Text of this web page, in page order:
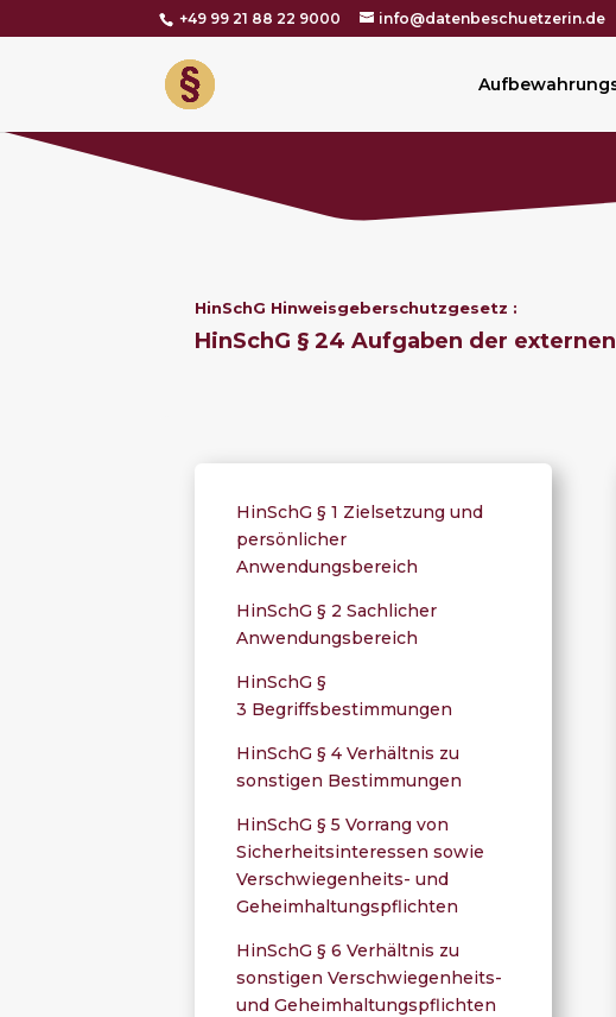
+49 99 21 88 22 9000 info@datenbeschuetzerin.de
HinSchG Hinweisgeberschutzgesetz :
HinSchG § 24 Aufgaben der
HinSchG § 1 Zielsetzung und
persönlicher
Anwendungsbereich
HinSchG § 2 Sachlicher
Anwendungsbereich
HinSchG §
3 Begriffsbestimmungen
HinSchG § 4 Verhältnis zu
sonstigen Bestimmungen
HinSchG § 5 Vorrang von
Sicherheitsinteressen sowie
Verschwiegenheits- und
Geheimhaltungspflichten
HinSchG § 6 Verhältnis zu
sonstigen Verschwiegenheits-
und Geheimhaltungspflichten